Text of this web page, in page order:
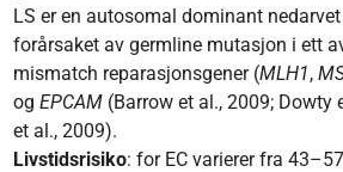
LS er en autosomal dominant
forårsaket av germline mutasjon i ett
mismatch reparasjonsgener (MLH1,
ogEPCAM (Barrow et al., 2009; Dowty
et al., 2009).
Livstidsrisiko: for EC varierer fra